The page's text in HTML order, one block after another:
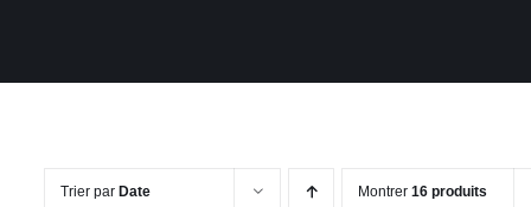
Trier par Date Montrer 16 produits